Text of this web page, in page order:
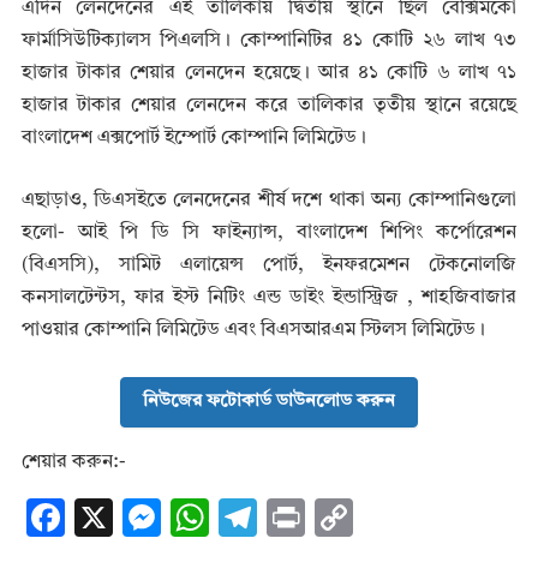
এদিন লেনদেনের এই তালিকায় দ্বিতীয় স্থানে ছিল বেক্সিমকো
ফার্মাসিউটিক্যালস পিএলসি। কোম্পানিটির ৪১ কোটি ২৬ লাখ ৭৩
হাজার টাকার শেয়ার লেনদেন হয়েছে। আর ৪১ কোটি ৬ লাখ ৭১
হাজার টাকার শেয়ার লেনদেন করে তালিকার তৃতীয় স্থানে রয়েছে
বাংলাদেশ এক্সপোর্ট ইম্পোর্ট কোম্পানি লিমিটেড।
এছাড়াও, ডিএসইতে লেনদেনের শীর্ষ দশে থাকা অন্য কোম্পানিগুলো
হলো- আই পি ডি সি ফাইন্যান্স, বাংলাদেশ শিপিং কর্পোরেশন
(বিএসসি), সামিট এলায়েন্স পোর্ট, ইনফরমেশন টেকনোলজি
কনসালটেন্টস, ফার ইস্ট নিটিং এন্ড ডাইং ইন্ডাস্ট্রিজ , শাহজিবাজার
পাওয়ার কোম্পানি লিমিটেড এবং বিএসআরএম স্টিলস লিমিটেড।
নিউজের ফটোকার্ড ডাউনলোড করুন
শেয়ার করুন:-
F
X
M
W
T
Pr